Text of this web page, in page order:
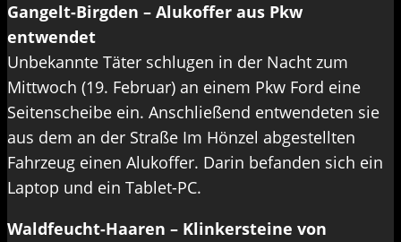
Gangelt-Birgden – Alukoffer aus Pkw
entwendet
Unbekannte Täter schlugen in der Nacht zum
Mittwoch (19. Februar) an einem Pkw Ford eine
Seitenscheibe ein. Anschließend entwendeten sie
aus dem an der Straße Im Hönzel abgestellten
Fahrzeug einen Alukoffer. Darin befanden sich ein
Laptop und ein Tablet-PC.
Waldfeucht-Haaren – Klinkersteine von